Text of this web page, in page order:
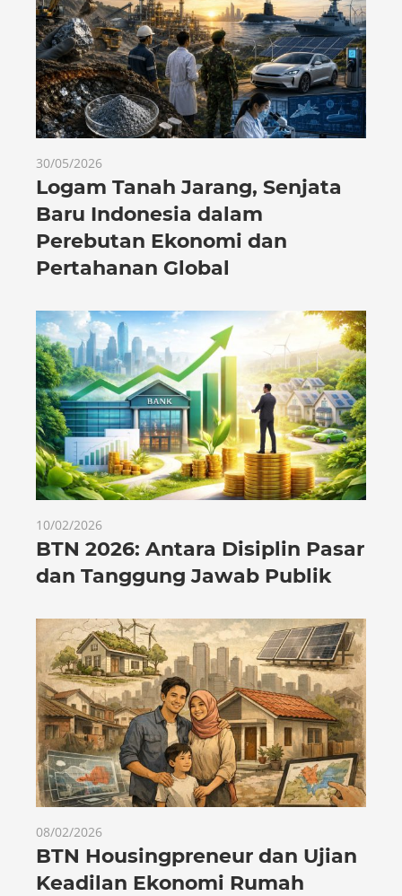
30/05/2026
Logam Tanah Jarang, Senjata
Baru Indonesia dalam
Perebutan Ekonomi dan
Pertahanan Global
10/02/2026
BTN 2026: Antara Disiplin Pasar
dan Tanggung Jawab Publik
08/02/2026
BTN Housingpreneur dan Ujian
Keadilan Ekonomi Rumah